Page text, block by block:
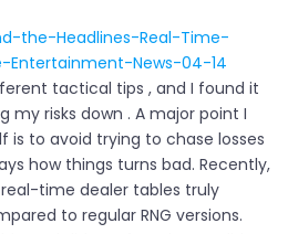
the-Headlines-Real-Time-
Entertainment-News-04-14
tactical tips , and I found it
my risks down . A major point I
is to avoid trying to chase losses
how things turns bad. Recently,
time dealer tables truly
to regular RNG versions.